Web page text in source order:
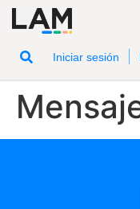
Iniciar sesión